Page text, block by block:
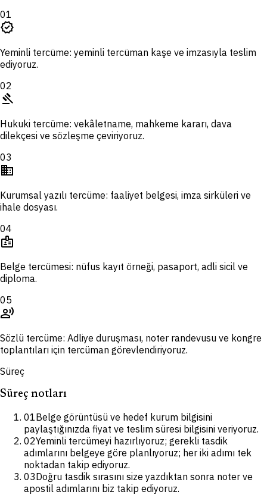
01
verified
Yeminli tercüme: yeminli tercüman kaşe ve imzasıyla teslim
ediyoruz.
02
gavel
Hukuki tercüme: vekâletname, mahkeme kararı, dava
dilekçesi ve sözleşme çeviriyoruz.
03
domain
Kurumsal yazılı tercüme: faaliyet belgesi, imza sirküleri ve
ihale dosyası.
04
badge
Belge tercümesi: nüfus kayıt örneği, pasaport, adli sicil ve
diploma.
05
record_voice_over
Sözlü tercüme: Adliye duruşması, noter randevusu ve kongre
toplantıları için tercüman görevlendiriyoruz.
Süreç
Süreç notları
01Belge görüntüsü ve hedef kurum bilgisini
paylaştığınızda fiyat ve teslim süresi bilgisini veriyoruz.
02Yeminli tercümeyi hazırlıyoruz; gerekli tasdik
adımlarını belgeye göre planlıyoruz; her iki adımı tek
noktadan takip ediyoruz.
03Doğru tasdik sırasını size yazdıktan sonra noter ve
apostil adımlarını biz takip ediyoruz.